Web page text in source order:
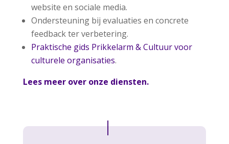
website en sociale media.
Ondersteuning bij evaluaties en concrete
feedback ter verbetering.
Praktische gids Prikkelarm & Cultuur voor
culturele organisaties.
Lees meer over onze diensten.